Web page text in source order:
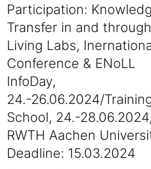
School
2024
“Technography.
Dissertations
in
interdisciplinary
contexts”,
25.-26.07.2024,
Dortmund,
Deadline:
26.04.2024"
Participation:
Transfer in and through
Living Labs,
Conference & ENoLL
InfoDay,
24.-26.06.2024/
School, 24.-28.06.2024,
RWTH Aachen
Deadline: 15.03.2024